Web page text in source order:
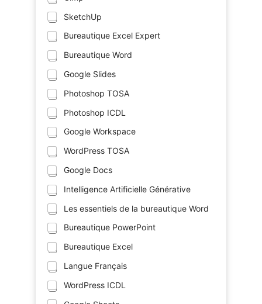
SketchUp
Bureautique Excel Expert
Bureautique Word
Google Slides
Photoshop TOSA
Photoshop ICDL
Google Workspace
WordPress TOSA
Google Docs
Intelligence Artificielle Générative
Les essentiels de la bureautique Word
Bureautique PowerPoint
Bureautique Excel
Langue Français
WordPress ICDL